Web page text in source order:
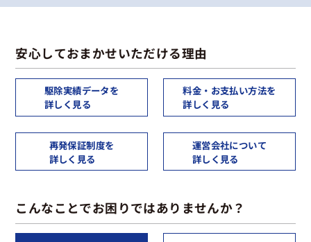
安心しておまかせいただける理由
駆除実績データを
詳しく見る
料金・お支払い方法を
詳しく見る
再発保証制度を
詳しく見る
運営会社について
詳しく見る
こんなことでお困りではありませんか？